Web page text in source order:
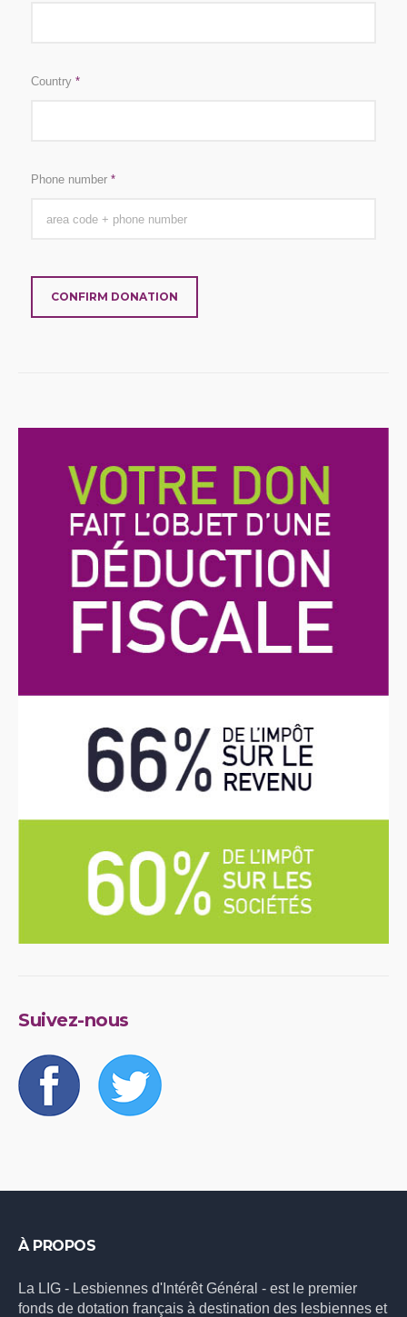
Country *
Phone number *
Suivez-nous
À PROPOS
La LIG - Lesbiennes d'Intérêt Général - est le premier
fonds de dotation français à destination des lesbiennes et